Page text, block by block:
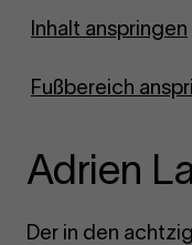
Inhalt anspringen
Fußbereich
Zur Startseite
Adrien
Der in den